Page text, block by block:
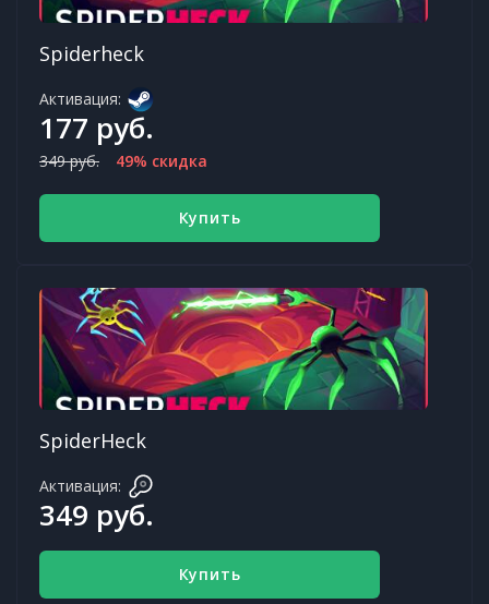
Spiderheck
Активация:
177 руб.
349 руб. 49% скидка
Купить
SpiderHeck
Активация:
349 руб.
Купить